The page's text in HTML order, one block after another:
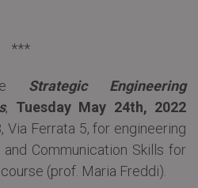
***
Strategic Engineering
, Tuesday May 24th, 2022
Via Ferrata 5, for engineering
Communication Skills for
(prof. Maria Freddi).